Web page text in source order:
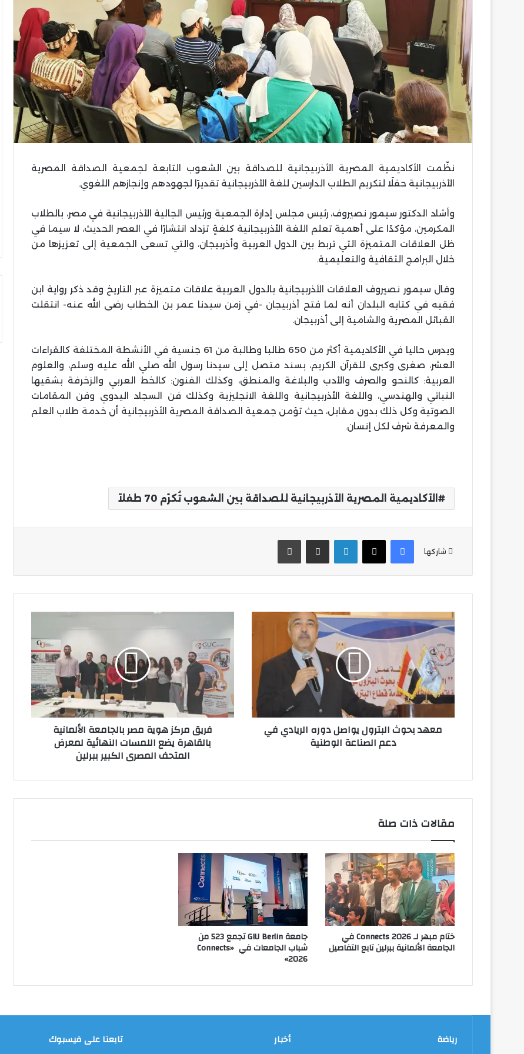
نظّمت الأكاديمية المصرية الأذربيجانية للصداقة بين الشعوب التابعة لجمعية الصداقة المصرية
الأذربيجانية حفلًا لتكريم الطلاب الدارسين للغة الأذربيجانية تقديرًا لجهودهم وإنجازهم اللغوي.
وأشاد الدكتور سيمور نصيروف، رئيس مجلس إدارة الجمعية ورئيس الجالية الأذربيجانية في مصر، بالطلاب
المكرمين، مؤكدًا على أهمية تعلم اللغة الأذربيجانية كلغةٍ تزداد انتشارًا في العصر الحديث، لا سيما في
ظل العلاقات المتميزة التي تربط بين الدول العربية وأذربيجان، والتي تسعى الجمعية إلى تعزيزها من
خلال البرامج الثقافية والتعليمية.
وقال سيمور نصيروف العلاقات الأذربيجانية بالدول العربية علاقات متميزة عبر التاريخ وقد ذكر رواية ابن
فقيه في كتابه البلدان أنه لما فتح أذربيجان -في زمن سيدنا عمر بن الخطاب رضى الله عنه- انتقلت
القبائل المصرية والشامية إلى أذربيجان.
ويدرس حاليا في الأكاديمية أكثر من 650 طالبا وطالبة من 61 جنسية في الأنشطة المختلفة كالقراءات
العشر، صغرى وكبرى للقرآن الكريم، بسند متصل إلى سيدنا رسول الله صلي الله عليه وسلم، والعلوم
العربية: كالنحو والصرف والأدب والبلاغة والمنطق، وكذلك الفنون: كالخط العربي والزخرفة بشقيها
النباتي والهندسي، واللغة الأذربيجانية واللغة الانجليزية وكذلك فن السجاد اليدوي وفن المقامات
الصوتية وكل ذلك بدون مقابل، حيث تؤمن جمعية الصداقة المصرية الأذربيجانية أن خدمة طلاب العلم
والمعرفة شرف لكل إنسان.
الأكاديمية المصرية الأذربيجانية للصداقة بين الشعوب تُكرّم 70 طفلاً
شاركها
فيسبوك
‫X لينكدإن مشاركة عبر البريد طباعة
معهد
بحوث
البترول
يواصل
دوره
الريادي
في
دعم
الصناعة
الوطنية
معهد بحوث البترول يواصل دوره الريادي في
دعم الصناعة الوطنية
مركز
هوية
مصر
بالجامعة
الألمانية
بالقاهرة
يضع
اللمسات
النهائية
لمعرض
فريق مركز هوية مصر بالجامعة الألمانية
بالقاهرة يضع اللمسات النهائية لمعرض
المتحف المصرى الكبير ببرلين
مقالات ذات صلة
ختام مبهر لـ Connects 2026 في
الجامعة الألمانية ببرلين تابع التفاصيل
جامعة GIU Berlin تجمع 523 من
شباب الجامعات في «Connects
2026»
رياضة أخبار تابعنا على فيسبوك